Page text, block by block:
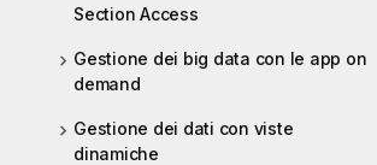
Section Access
Gestione dei big data con le app on
demand
Gestione dei dati con viste
dinamiche